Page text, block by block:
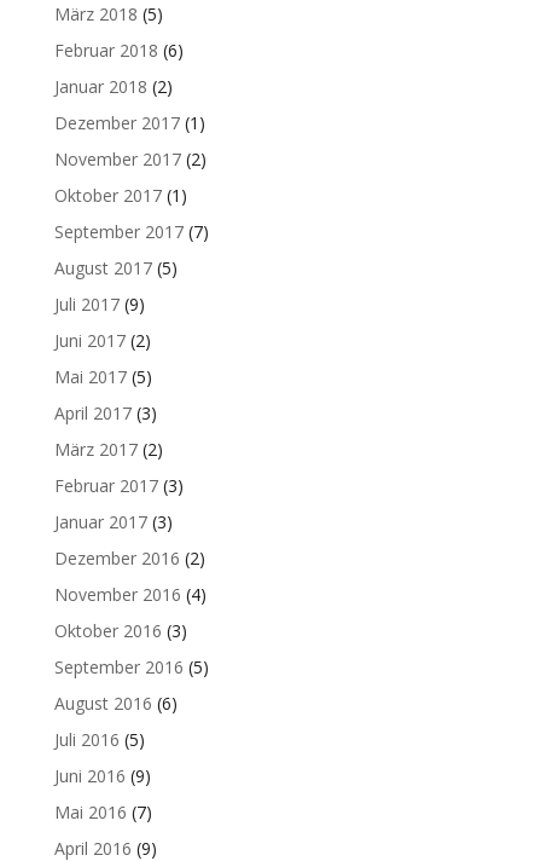
März 2018 (5)
Februar 2018 (6)
Januar 2018 (2)
Dezember 2017(1)
November 2017(2)
Oktober 2017(1)
September 2017(7)
August 2017(5)
Juli 2017(9)
Juni 2017(2)
Mai 2017(5)
April 2017(3)
März 2017(2)
Februar 2017(3)
Januar 2017(3)
Dezember 2016 (2)
November 2016 (4)
Oktober 2016 (3)
September 2016 (5)
August 2016 (6)
Juli 2016 (5)
Juni 2016 (9)
Mai 2016 (7)
April 2016 (9)